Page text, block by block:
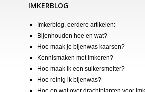
IMKERBLOG
Imkerblog, eerdere artikelen:
Bijenhouden hoe en wat?
Hoe maak je bijenwas kaarsen?
Kennismaken met imkeren?
Hoe maak ik een suikersmelter?
Hoe reinig ik bijenwas?
Hoe en wat over drachtplanten voor